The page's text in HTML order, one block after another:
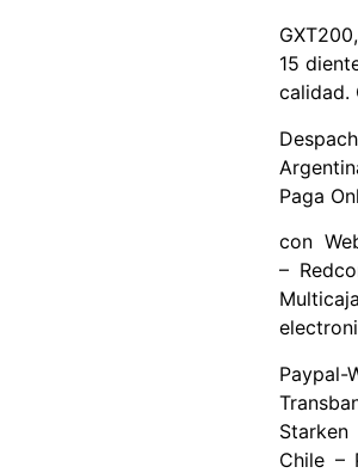
15
calidad.
Paga
con
–
Paypal-
Chile –